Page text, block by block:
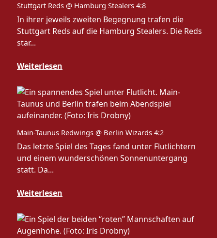
Stuttgart Reds @ Hamburg Stealers 4:8
In ihrer jeweils zweiten Begegnung trafen die
Stuttgart Reds auf die Hamburg Stealers. Die Reds
star...
Weiterlesen
Main-Taunus Redwings @ Berlin Wizards 4:2
Das letzte Spiel des Tages fand unter Flutlichtern
und einem wunderschönen Sonnenuntergang
statt. Da...
Weiterlesen